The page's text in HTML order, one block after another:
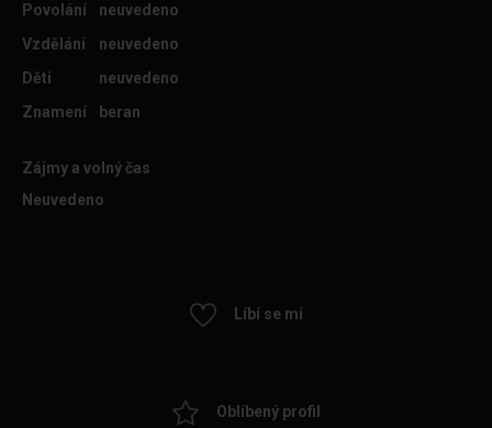
Povolání
neuvedeno
Vzdělání
neuvedeno
Děti
neuvedeno
Znamení
beran
Zájmy a volný čas
Neuvedeno
Líbí se mi
Oblíbený profil